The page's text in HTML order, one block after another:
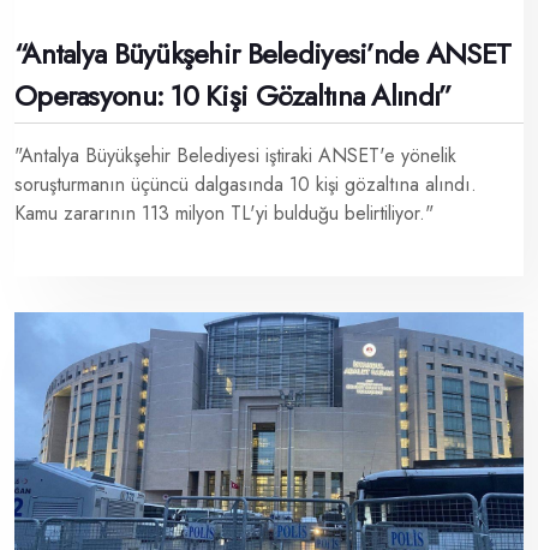
“Antalya Büyükşehir Belediyesi’nde ANSET
Operasyonu: 10 Kişi Gözaltına Alındı”
"Antalya Büyükşehir Belediyesi iştiraki ANSET'e yönelik
soruşturmanın üçüncü dalgasında 10 kişi gözaltına alındı.
Kamu zararının 113 milyon TL'yi bulduğu belirtiliyor."